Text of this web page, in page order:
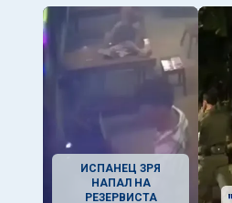
ИСПАНЕЦ ЗРЯ
НАПАЛ НА
РЕЗЕРВИСТА